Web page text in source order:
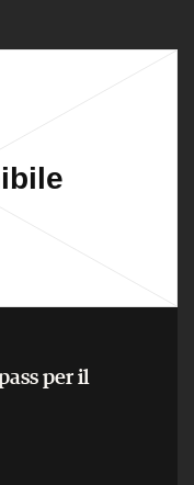
per il